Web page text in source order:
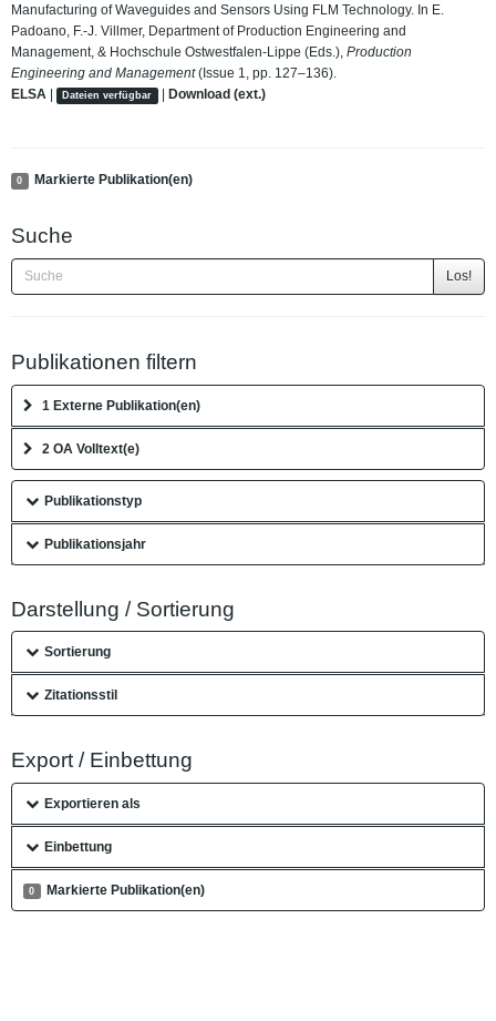
Manufacturing of Waveguides and Sensors Using FLM Technology. In E.
Padoano, F.-J. Villmer, Department of Production Engineering and
Management, & Hochschule Ostwestfalen-Lippe (Eds.), Production
Engineering and Management(Issue 1, pp. 127–136).
ELSA
Dateien verfügbar | Download (ext.)
0 Markierte Publikation(en)
Suche
Los!
Publikationen filtern
1 Externe Publikation(en)
2 OA Volltext(e)
Publikationstyp
Publikationsjahr
Darstellung / Sortierung
Sortierung
Zitationsstil
Export / Einbettung
Exportieren als
Einbettung
0 Markierte Publikation(en)